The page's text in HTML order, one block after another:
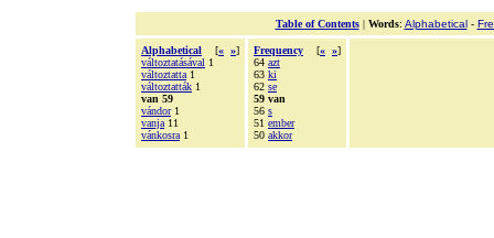
Table of Contents| Words: Alphabetical-
Alphabetical [« »]
változtatásával 1
változtatta 1
változtatták 1
van 59
vándor1
vanja 11
vánkosra 1
Frequency [« »]
64 azt
63 ki
62 se
59 van
56 s
51 ember
50 akkor